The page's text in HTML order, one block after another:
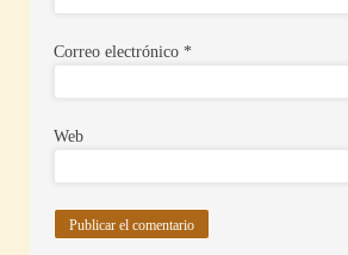
Correo electrónico *
Web